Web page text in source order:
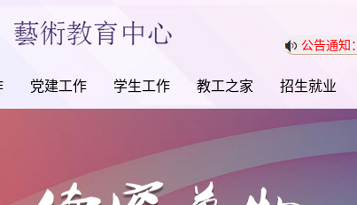
公告通知：
党建工作 学生工作 教工之家 招生就业